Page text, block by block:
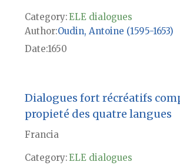
Category:ELE dialogues
Author Oudin, Antoine (1595-1653)
Date1650
Dialogues fort récréatifs
propieté des quatre langues
Francia
Category:ELE dialogues